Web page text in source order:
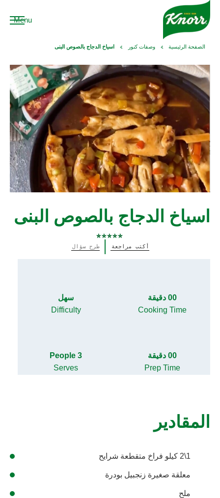
Menu
الصفحة الرئيسية وصفات كنور اسياخ الدجاج بالصوص البنى
اسياخ الدجاج بالصوص البنى
يتم
أكتب مراجعة طرح سؤال
00 دقيقة
Cooking Time
سهل
Difficulty
00 دقيقة
Prep Time
3 People
Serves
المقادير
1\2 كيلو فراخ متقطعة شرايح
معلقة صغيرة زنجبيل بودرة
ملح